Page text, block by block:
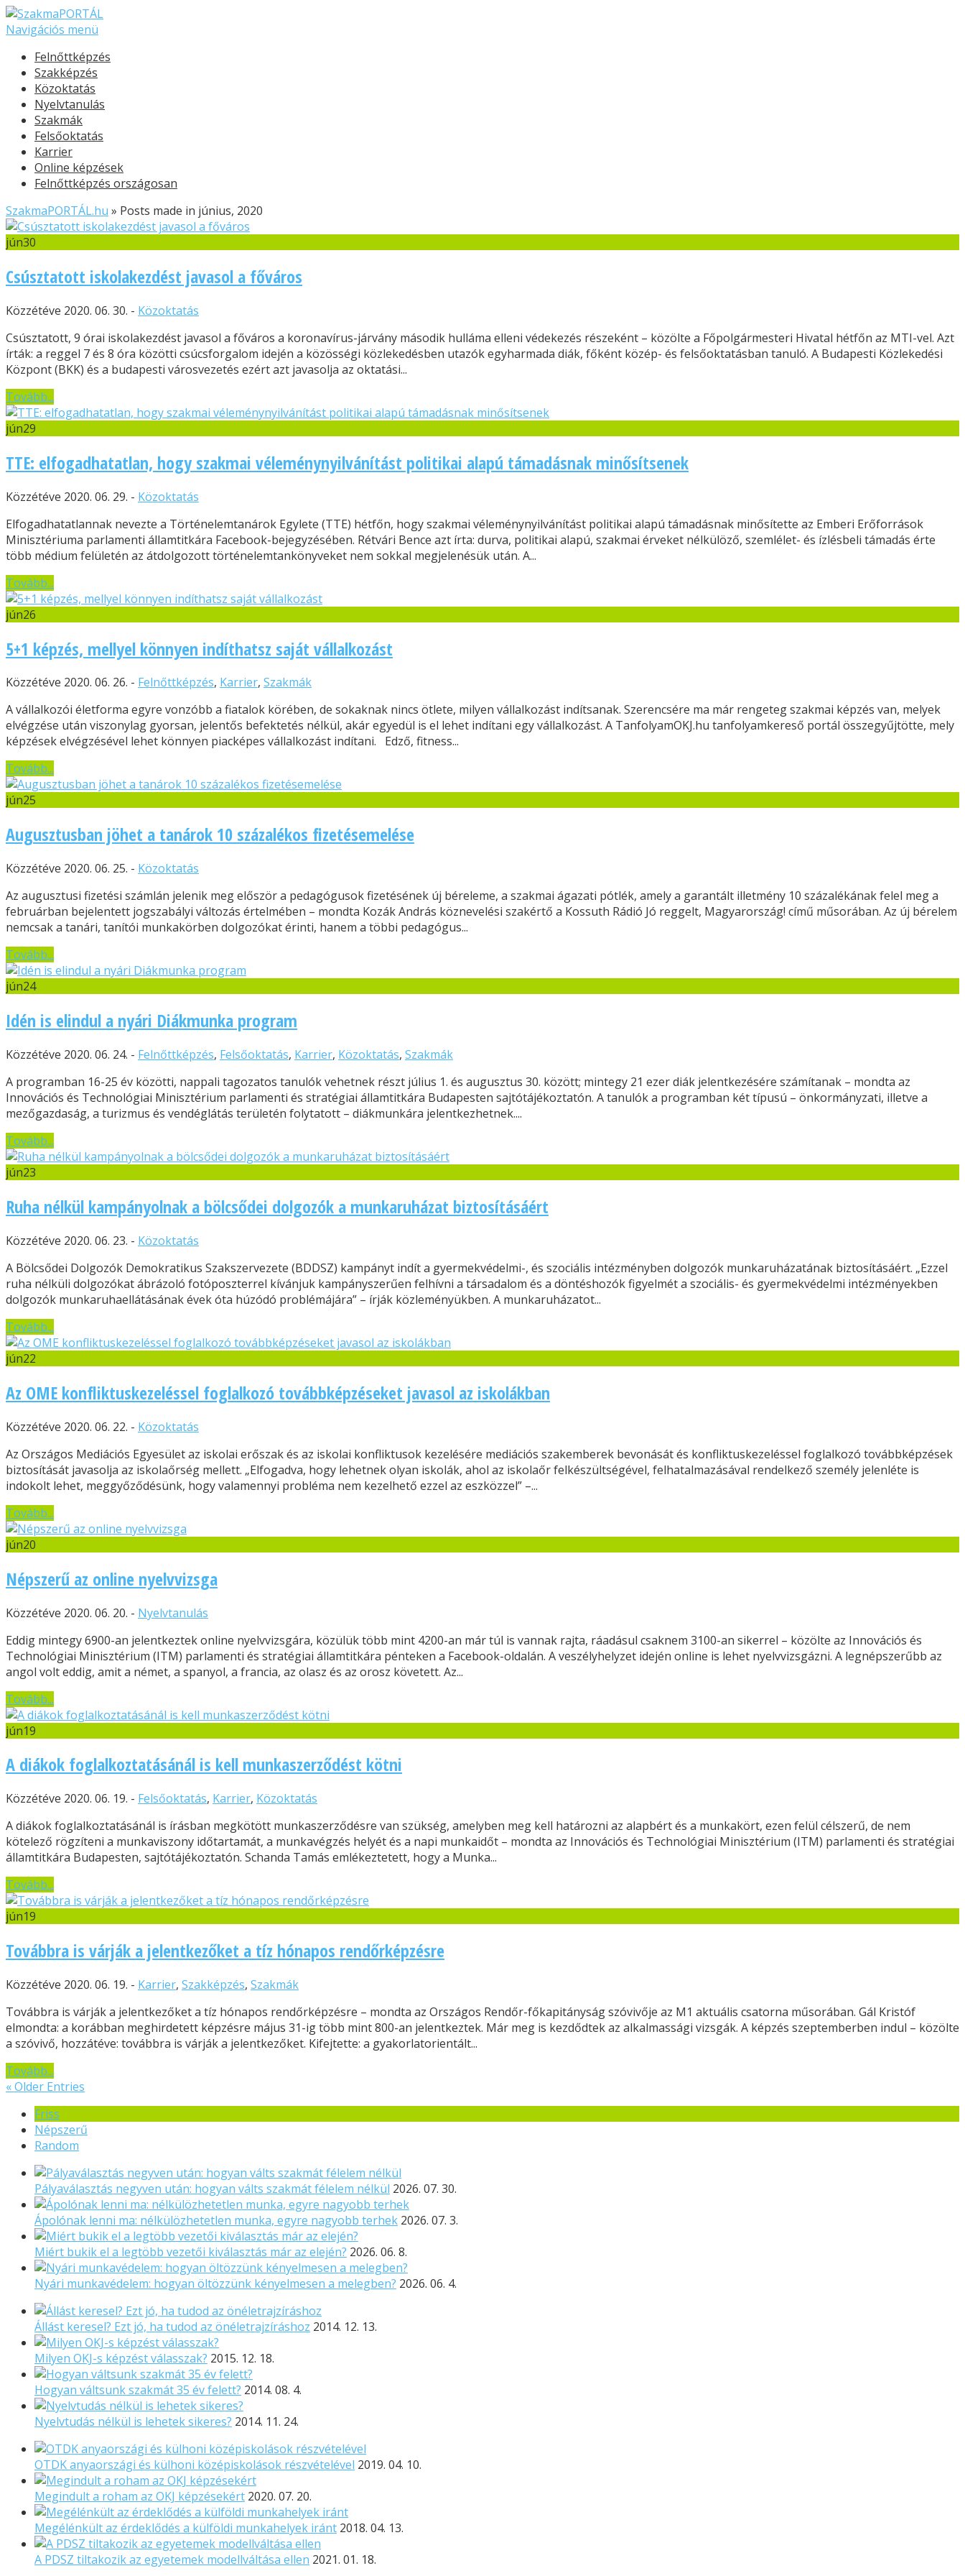
Navigációs menü
Felnőttképzés
Szakképzés
Közoktatás
Nyelvtanulás
Szakmák
Felsőoktatás
Karrier
Online képzések
Felnőttképzés országosan
SzakmaPORTÁL.hu » Posts made in június, 2020
jún30
Csúsztatott iskolakezdést javasol a főváros
Közzétéve 2020. 06. 30. - Közoktatás
Csúsztatott, 9 órai iskolakezdést javasol a főváros a koronavírus-járvány második hulláma elleni védekezés részeként – közölte a Főpolgármesteri Hivatal hétfőn az MTI-vel. Azt
írták: a reggel 7 és 8 óra közötti csúcsforgalom idején a közösségi közlekedésben utazók egyharmada diák, főként közép- és felsőoktatásban tanuló. A Budapesti Közlekedési
Központ (BKK) és a budapesti városvezetés ezért azt javasolja az oktatási...
Tovább...
jún29
TTE: elfogadhatatlan, hogy szakmai véleménynyilvánítást politikai alapú támadásnak minősítsenek
Közzétéve 2020. 06. 29. - Közoktatás
Elfogadhatatlannak nevezte a Történelemtanárok Egylete (TTE) hétfőn, hogy szakmai véleménynyilvánítást politikai alapú támadásnak minősítette az Emberi Erőforrások
Minisztériuma parlamenti államtitkára Facebook-bejegyzésében. Rétvári Bence azt írta: durva, politikai alapú, szakmai érveket nélkülöző, szemlélet- és ízlésbeli támadás érte
több médium felületén az átdolgozott történelemtankönyveket nem sokkal megjelenésük után. A...
Tovább...
jún26
5+1 képzés, mellyel könnyen indíthatsz saját vállalkozást
Közzétéve 2020. 06. 26. - Felnőttképzés, Karrier, Szakmák
A vállalkozói életforma egyre vonzóbb a fiatalok körében, de sokaknak nincs ötlete, milyen vállalkozást indítsanak. Szerencsére ma már rengeteg szakmai képzés van, melyek
elvégzése után viszonylag gyorsan, jelentős befektetés nélkül, akár egyedül is el lehet indítani egy vállalkozást. A TanfolyamOKJ.hu tanfolyamkereső portál összegyűjtötte, mely
képzések elvégzésével lehet könnyen piacképes vállalkozást indítani. Edző, fitness...
Tovább...
jún25
Augusztusban jöhet a tanárok 10 százalékos fizetésemelése
Közzétéve 2020. 06. 25. - Közoktatás
Az augusztusi fizetési számlán jelenik meg először a pedagógusok fizetésének új béreleme, a szakmai ágazati pótlék, amely a garantált illetmény 10 százalékának felel meg a
februárban bejelentett jogszabályi változás értelmében – mondta Kozák András köznevelési szakértő a Kossuth Rádió Jó reggelt, Magyarország! című műsorában. Az új bérelem
nemcsak a tanári, tanítói munkakörben dolgozókat érinti, hanem a többi pedagógus...
Tovább...
jún24
Idén is elindul a nyári Diákmunka program
Közzétéve 2020. 06. 24. - Felnőttképzés, Felsőoktatás, Karrier, Közoktatás, Szakmák
A programban 16-25 év közötti, nappali tagozatos tanulók vehetnek részt július 1. és augusztus 30. között; mintegy 21 ezer diák jelentkezésére számítanak – mondta az
Innovációs és Technológiai Minisztérium parlamenti és stratégiai államtitkára Budapesten sajtótájékoztatón. A tanulók a programban két típusú – önkormányzati, illetve a
mezőgazdaság, a turizmus és vendéglátás területén folytatott – diákmunkára jelentkezhetnek....
Tovább...
jún23
Ruha nélkül kampányolnak a bölcsődei dolgozók a munkaruházat biztosításáért
Közzétéve 2020. 06. 23. - Közoktatás
A Bölcsődei Dolgozók Demokratikus Szakszervezete (BDDSZ) kampányt indít a gyermekvédelmi-, és szociális intézményben dolgozók munkaruházatának biztosításáért. „Ezzel
ruha nélküli dolgozókat ábrázoló fotóposzterrel kívánjuk kampányszerűen felhívni a társadalom és a döntéshozók figyelmét a szociális- és gyermekvédelmi intézményekben
dolgozók munkaruhaellátásának évek óta húzódó problémájára” – írják közleményükben. A munkaruházatot...
Tovább...
jún22
Az OME konfliktuskezeléssel foglalkozó továbbképzéseket javasol az iskolákban
Közzétéve 2020. 06. 22. - Közoktatás
Az Országos Mediációs Egyesület az iskolai erőszak és az iskolai konfliktusok kezelésére mediációs szakemberek bevonását és konfliktuskezeléssel foglalkozó továbbképzések
biztosítását javasolja az iskolaőrség mellett. „Elfogadva, hogy lehetnek olyan iskolák, ahol az iskolaőr felkészültségével, felhatalmazásával rendelkező személy jelenléte is
indokolt lehet, meggyőződésünk, hogy valamennyi probléma nem kezelhető ezzel az eszközzel” –...
Tovább...
jún20
Népszerű az online nyelvvizsga
Közzétéve 2020. 06. 20. - Nyelvtanulás
Eddig mintegy 6900-an jelentkeztek online nyelvvizsgára, közülük több mint 4200-an már túl is vannak rajta, ráadásul csaknem 3100-an sikerrel – közölte az Innovációs és
Technológiai Minisztérium (ITM) parlamenti és stratégiai államtitkára pénteken a Facebook-oldalán. A veszélyhelyzet idején online is lehet nyelvvizsgázni. A legnépszerűbb az
angol volt eddig, amit a német, a spanyol, a francia, az olasz és az orosz követett. Az...
Tovább...
jún19
A diákok foglalkoztatásánál is kell munkaszerződést kötni
Közzétéve 2020. 06. 19. - Felsőoktatás, Karrier, Közoktatás
A diákok foglalkoztatásánál is írásban megkötött munkaszerződésre van szükség, amelyben meg kell határozni az alapbért és a munkakört, ezen felül célszerű, de nem
kötelező rögzíteni a munkaviszony időtartamát, a munkavégzés helyét és a napi munkaidőt – mondta az Innovációs és Technológiai Minisztérium (ITM) parlamenti és stratégiai
államtitkára Budapesten, sajtótájékoztatón. Schanda Tamás emlékeztetett, hogy a Munka...
Tovább...
jún19
Továbbra is várják a jelentkezőket a tíz hónapos rendőrképzésre
Közzétéve 2020. 06. 19. - Karrier, Szakképzés, Szakmák
Továbbra is várják a jelentkezőket a tíz hónapos rendőrképzésre – mondta az Országos Rendőr-főkapitányság szóvivője az M1 aktuális csatorna műsorában. Gál Kristóf
elmondta: a korábban meghirdetett képzésre május 31-ig több mint 800-an jelentkeztek. Már meg is kezdődtek az alkalmassági vizsgák. A képzés szeptemberben indul – közölte
a szóvivő, hozzátéve: továbbra is várják a jelentkezőket. Kifejtette: a gyakorlatorientált...
Tovább...
« Older Entries
Friss
Népszerű
Random
Pályaválasztás negyven után: hogyan válts szakmát félelem nélkül 2026. 07. 30.
Ápolónak lenni ma: nélkülözhetetlen munka, egyre nagyobb terhek 2026. 07. 3.
Miért bukik el a legtöbb vezetői kiválasztás már az elején? 2026. 06. 8.
Nyári munkavédelem: hogyan öltözzünk kényelmesen a melegben? 2026. 06. 4.
Állást keresel? Ezt jó, ha tudod az önéletrajzíráshoz 2014. 12. 13.
Milyen OKJ-s képzést válasszak? 2015. 12. 18.
Hogyan váltsunk szakmát 35 év felett? 2014. 08. 4.
Nyelvtudás nélkül is lehetek sikeres? 2014. 11. 24.
OTDK anyaországi és külhoni középiskolások részvételével 2019. 04. 10.
Megindult a roham az OKJ képzésekért 2020. 07. 20.
Megélénkült az érdeklődés a külföldi munkahelyek iránt 2018. 04. 13.
A PDSZ tiltakozik az egyetemek modellváltása ellen 2021. 01. 18.